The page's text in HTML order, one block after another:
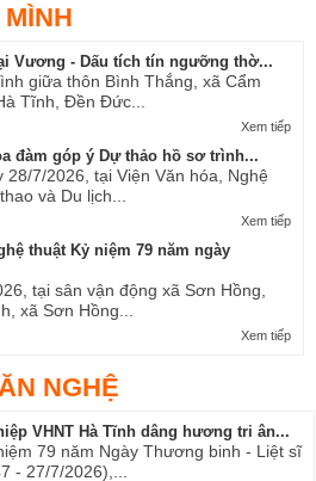
Vương - Dấu tích tín ngưỡng thờ...
giữa thôn Bình Thắng, xã Cẩm
Tĩnh, Đền Đức...
Xem tiếp
đàm góp ý Dự thảo hồ sơ trình...
28/7/2026, tại Viện Văn hóa, Nghệ
và Du lịch...
Xem tiếp
thuật Kỷ niệm 79 năm ngày
tại sân vận động xã Sơn Hồng,
xã Sơn Hồng...
Xem tiếp
NGHỆ
VHNT Hà Tĩnh dâng hương tri ân...
79 năm Ngày Thương binh - Liệt sĩ
- 27/7/2026),...